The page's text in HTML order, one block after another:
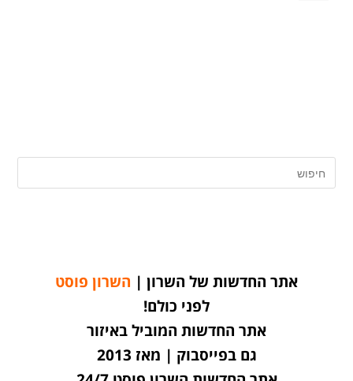
אתר החדשות של השרון | השרון פוסט
לפני כולם!
אתר החדשות המוביל באיזור
גם בפייסבוק | מאז 2013